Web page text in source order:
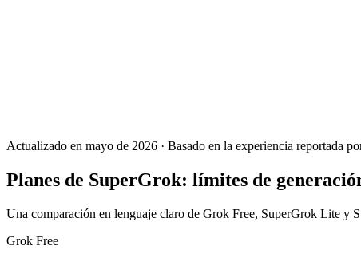
Actualizado en mayo de 2026 · Basado en la experiencia reportada
Planes de SuperGrok: límites de
Una comparación en lenguaje claro de Grok Free, SuperGrok Lite y
Grok Free